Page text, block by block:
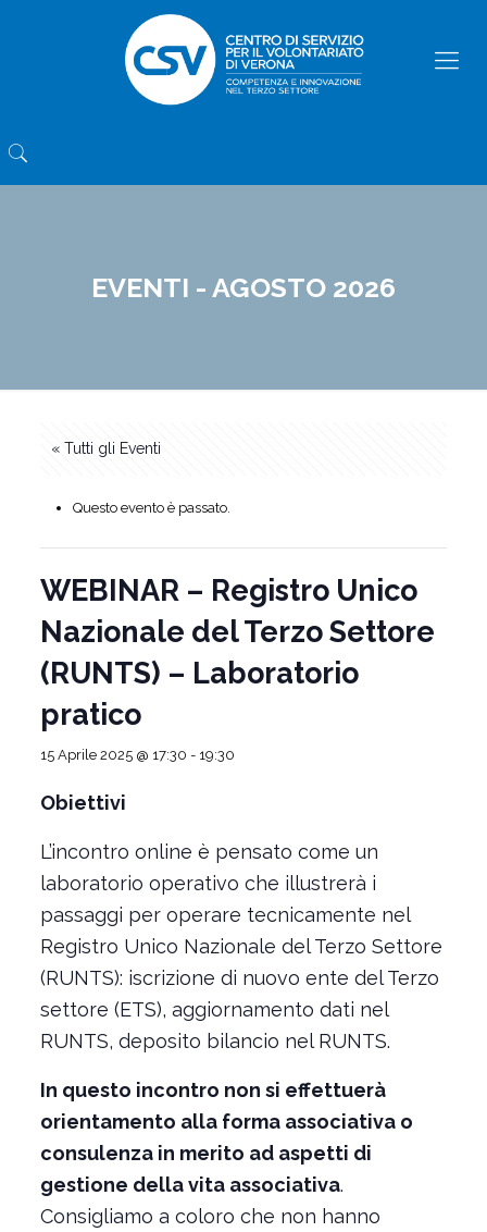
EVENTI - AGOSTO 2026
« Tutti gli Eventi
Questo evento è passato.
WEBINAR – Registro Unico
Nazionale del Terzo Settore
(RUNTS) – Laboratorio
pratico
15 Aprile 2025 @ 17:30 - 19:30
Obiettivi
L’incontro online è pensato come un
laboratorio operativo che illustrerà i
passaggi per operare tecnicamente nel
Registro Unico Nazionale del Terzo Settore
(RUNTS): iscrizione di nuovo ente del Terzo
settore (ETS), aggiornamento dati nel
RUNTS, deposito bilancio nel RUNTS.
In questo incontro non si effettuerà
orientamento alla forma associativa o
consulenza in merito ad aspetti di
gestione della vita associativa.
Consigliamo a coloro che non hanno